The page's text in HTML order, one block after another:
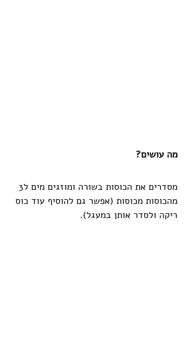
מה עושים?
מהכוסות מכוסות (אפשר גם להוסיף עוד כוס
ריקה ולסדר אותן במעגל).